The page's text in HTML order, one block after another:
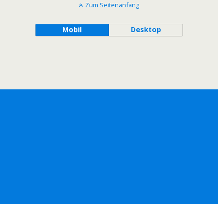
Zum Seitenanfang
Mobil Desktop